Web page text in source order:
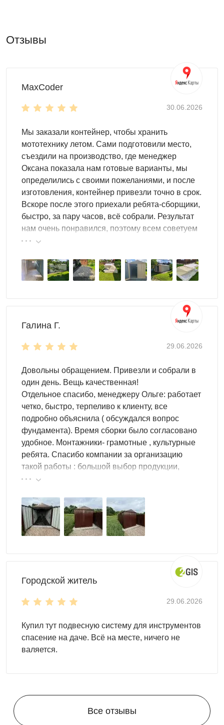
крупное и мелкое оборудование
мебель
мототехнику
Обеспечить удобное использование хозблока позволят
системы хранения. В линейке SKOGGY представлены
различные решения, которые сэкономят место:
полки
стеллажи
террасные шкафы
боксы для хранения шин
инструментальные панели
Оформление хозблока выбирает заказчик. Можно
подобрать любимый оттенок – в широкой палитре
При необходимости мы нанесем граффити. Хозблок
с печатным рисунком будет смотреться очень
необычно!
зависимости от ваших задач.
Особенности
Корпус хозблока отличается вместительностью.
Двускатная крыша – прочная и надежная, не
задерживает снег зимой.
Окна хозблока обеспечивают хорошую вентиляцию
и попадание дневного света.
Настил пора выбирается заказчиком: OSB или
металл.
Стоимость хозблока зависит от типа пола.
Отзывы
MaxCoder
30.06.2026
Мы заказали контейнер, чтобы хранить
мототехнику летом. Сами подготовили место,
съездили на производство, где менеджер
Оксана показала нам готовые варианты, мы
определились с своими пожеланиями, и после
изготовления, контейнер привезли точно в срок.
Вскоре после этого приехали ребята-сборщики,
быстро, за пару часов, всё собрали. Результат
нам очень понравился, поэтому всем советуем
эту фирму.
Галина Г.
29.06.2026
Довольны обращением. Привезли и собрали в
один день. Вещь качественная!
Отдельное спасибо, менеджеру Ольге: работает
четко, быстро, терпеливо к клиенту, все
подробно объяснила ( обсуждался вопрос
фундамента). Время сборки было согласовано
удобное. Монтажники- грамотные , культурные
ребята. Спасибо компании за организацию
такой работы : большой выбор продукции,
реальные цены.
Городской житель
29.06.2026
Купил тут подвесную систему для инструментов
спасение на даче. Всё на месте, ничего не
валяется.
Все отзывы